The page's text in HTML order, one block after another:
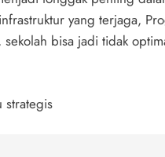
yang terjaga,
bisa jadi tidak
strategis